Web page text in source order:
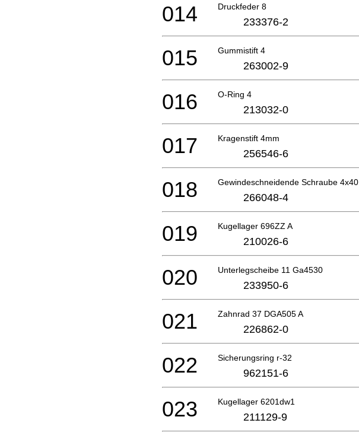
Druckfeder 8
014 233376-2
Gummistift 4
015 263002-9
O-Ring 4
016 213032-0
Kragenstift 4mm
017 256546-6
Gewindeschneidende Schraube 4x40
018 266048-4
Kugellager 696ZZ A
019 210026-6
Unterlegscheibe 11 Ga4530
020 233950-6
Zahnrad 37 DGA505 A
021 226862-0
Sicherungsring r-32
022 962151-6
Kugellager 6201dw1
023 211129-9